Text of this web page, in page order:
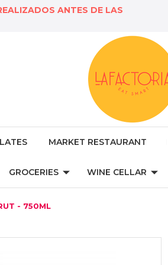
ANTES DE LAS
MARKET RESTAURANT
GROCERIES WINE CELLAR
- 750ML